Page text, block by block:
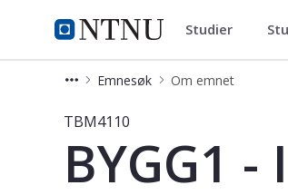
NTNU Hjemmeside
Studier Studier
Emnesøk Om emnet
Emne - BYGG1 -
TBM4110
BYGG1